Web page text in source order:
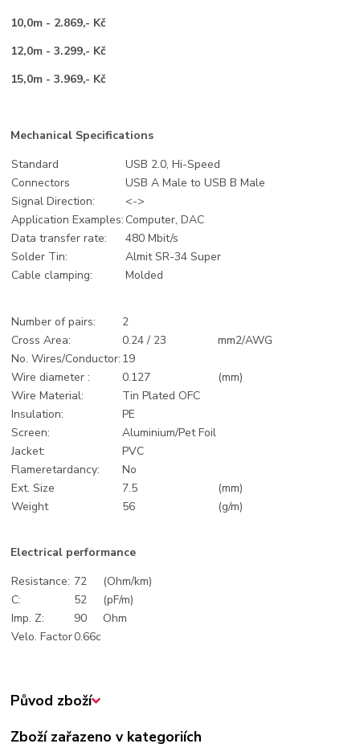
10,0m - 2.869,- Kč
12,0m - 3.299,- Kč
15,0m - 3.969,- Kč
Mechanical Specifications
Standard
USB 2.0, Hi-Speed
Connectors
USB A Male to USB B Male
Signal Direction:
<->
Application Examples: Computer, DAC
Data transfer rate:
480 Mbit/s
Solder Tin:
Almit SR-34 Super
Cable clamping:
Molded
Number of pairs:
2
Cross Area:
0.24 / 23
mm2/AWG
No. Wires/Conductor: 19
Wire diameter :
0.127
(mm)
Wire Material:
Tin Plated OFC
Insulation:
PE
Screen:
Aluminium/Pet Foil
Jacket:
PVC
Flameretardancy:
No
Ext. Size
7.5
(mm)
Weight
56 (g/m)
Electrical performance
Resistance: 72
(Ohm/km)
C:
52
(pF/m)
Imp. Z:
90
Ohm
Velo. Factor0.66c
Původ zboží
Zboží zařazeno v kategoriích